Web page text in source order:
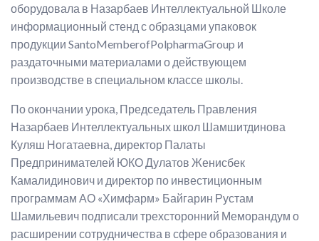
оборудовала в Назарбаев Интеллектуальной Школе
информационный стенд с образцами упаковок
продукции SantoMemberofPolpharmaGroup и
раздаточными материалами о действующем
производстве в специальном классе школы.
По окончании урока, Председатель Правления
Назарбаев Интеллектуальных школ Шамшитдинова
Куляш Ногатаевна, директор Палаты
Предпринимателей ЮКО Дулатов Женисбек
Камалидинович и директор по инвестиционным
программам АО «Химфарм» Байгарин Рустам
Шамильевич подписали трехсторонний Меморандум о
расширении сотрудничества в сфере образования и